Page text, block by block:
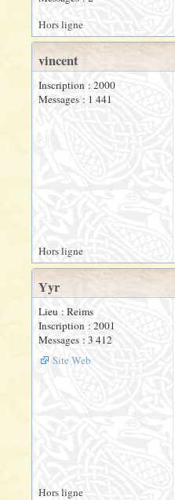
Hors ligne
vincent
Inscription : 2000
Messages : 1 441
Hors ligne
Yyr
Lieu : Reims
Inscription : 2001
Messages : 3 412
Site Web
Hors ligne